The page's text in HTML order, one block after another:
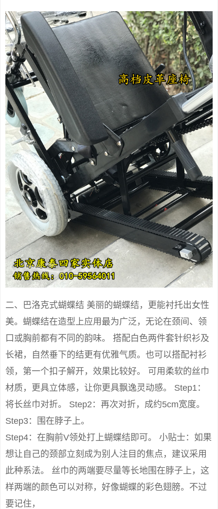
二、巴洛克式蝴蝶结 美丽的蝴蝶结，更能衬托出女性
美。蝴蝶结在造型上应用最为广泛，无论在颈间、领
口或胸前都有不同的韵味。 搭配白色两件套针织衫及
长裙，自然垂下的结更有优雅气质。也可以搭配衬衫
领，第一个扣子解开，效果比较好。 可用柔软的丝巾
材质，更具立体感，让你更具飘逸灵动感。 Step1：
将长丝巾对折。 Step2：再次对折，成约5cm宽度。
Step3：围在脖子上。
Step4：在胸前V领处打上蝴蝶结即可。 小贴士：如果
想让自己的颈部立刻成为别人注目的焦点，建议采用
此种系法。 丝巾的两端要尽量等长地围在脖子上，这
样两端的颜色可以对称，好像蝴蝶的彩色翅膀。不过
要记住，